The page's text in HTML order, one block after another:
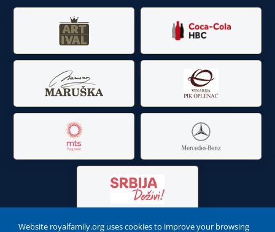
Website royalfamily.org uses cookies to improve your browsing